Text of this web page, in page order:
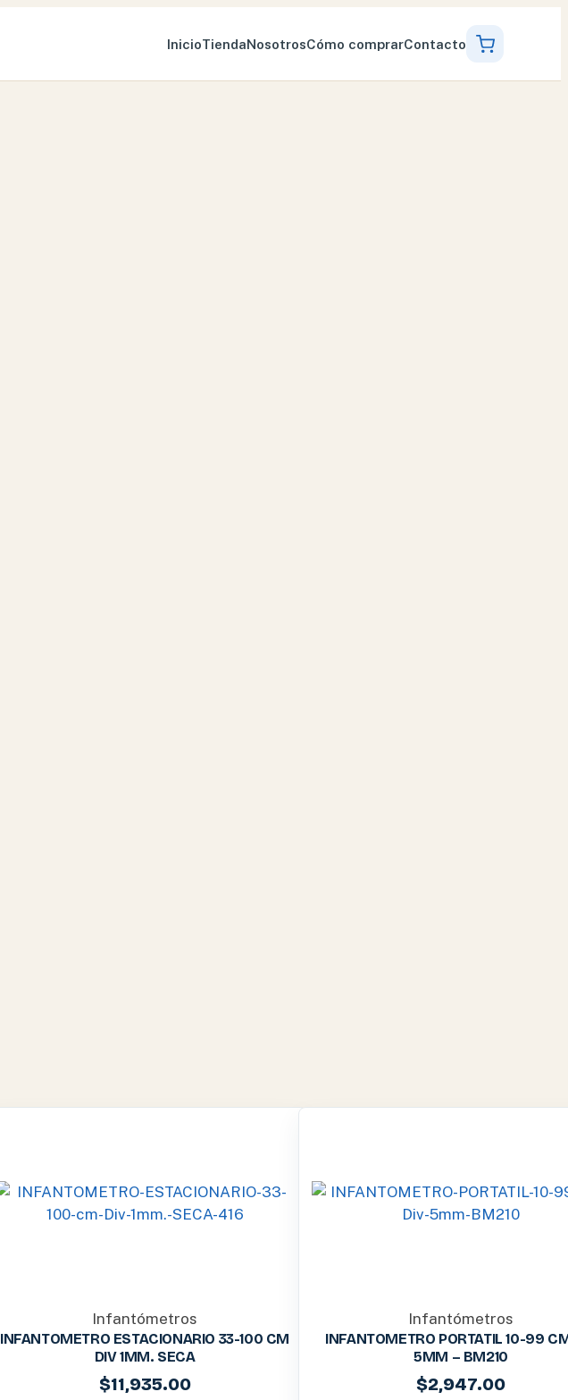
InicioTiendaNosotrosCómo comprarContacto
Infantómetros
INFANTOMETRO ESTACIONARIO 33-100 CM
DIV 1MM. SECA
$11,935.00
Infantómetros
INFANTOMETRO PORTATIL 10-99
5MM – BM210
$2,947.00